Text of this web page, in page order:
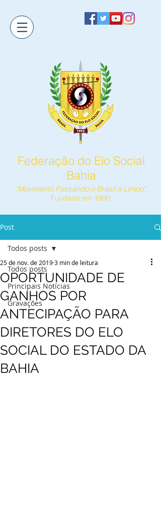
Federação do Elo Social
Bahia
"Movimento Passando o Brasil a Limpo"
Fundado em 1990
Post
Todos posts
Principais Notícias
Gravações
Todos posts
OPORTUNIDADE DE
GANHOS POR
ANTECIPAÇÃO PARA
DIRETORES DO ELO
SOCIAL DO ESTADO DA
BAHIA
25 de nov. de 20193 min de leitura